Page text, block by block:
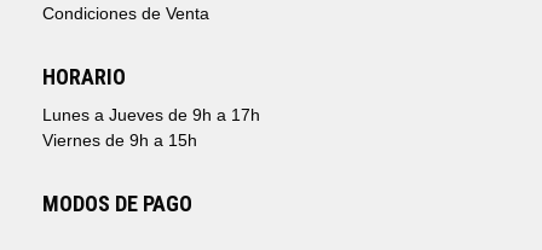
Condiciones de Venta
HORARIO
Lunes a Jueves de 9h a 17h
Viernes de 9h a 15h
MODOS DE PAGO